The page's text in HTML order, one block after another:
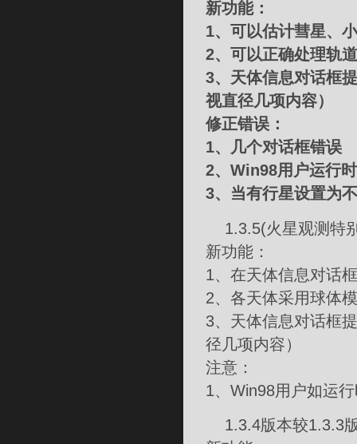
新功能：
1、可以估计彗星、
2、可以正确处理轨
3、天体信息对话框
视直径几项内容）
修正错误：
1、几个对话框错误
2、Win98用户运行
3、当有行星设置为
1.3.5(火星观测特
新功能：
1、在天体信息对话
2、各天体采用球体
3、天体信息对话框
径几项内容）
注意：
1、Win98用户如运
1.3.4版本较1.3.3